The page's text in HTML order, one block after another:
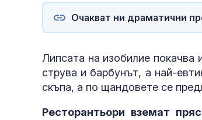
Очакват ни драматични
Липсата на изобилие покачва
струва и барбунът, а най-
скъпа, а по щандовете се
Ресторантьори вземат